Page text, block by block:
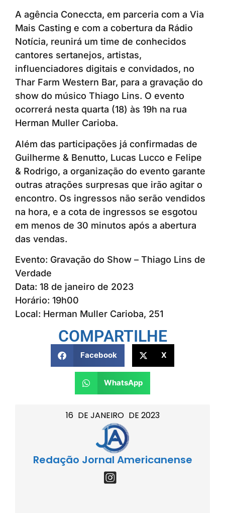
16 DE JANEIRO DE 2023
Redação Jornal Americanense
A agência Coneccta, em parceria com a Via
Mais Casting e com a cobertura da Rádio
Notícia, reunirá um time de conhecidos
cantores sertanejos, artistas,
influenciadores digitais e convidados, no
Thar Farm Western Bar, para a gravação do
show do músico Thiago Lins. O evento
ocorrerá nesta quarta (18) às 19h na rua
Herman Muller Carioba.
Além das participações já confirmadas de
Guilherme & Benutto, Lucas Lucco e Felipe
& Rodrigo, a organização do evento garante
outras atrações surpresas que irão agitar o
encontro. Os ingressos não serão vendidos
na hora, e a cota de ingressos se esgotou
em menos de 30 minutos após a abertura
das vendas.
Evento: Gravação do Show – Thiago Lins de
Verdade
Data: 18 de janeiro de 2023
Horário: 19h00
Local: Herman Muller Carioba, 251
COMPARTILHE
Facebook X
WhatsApp